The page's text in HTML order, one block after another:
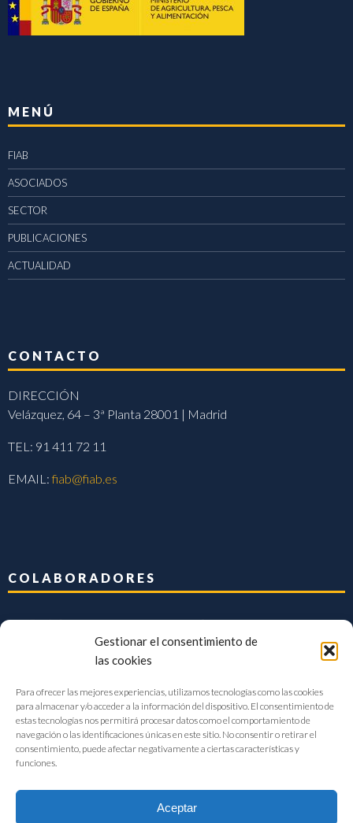
Gestionar el consentimiento de
las cookies
Para ofrecer las mejores experiencias, utilizamos tecnologías como las cookies
para almacenar y/o acceder a la información del dispositivo. El consentimiento de
estas tecnologías nos permitirá procesar datos como el comportamiento de
navegación o las identificaciones únicas en este sitio. No consentir o retirar el
consentimiento, puede afectar negativamente a ciertas características y
funciones.
Aceptar
MENÚ
FIAB
ASOCIADOS
SECTOR
PUBLICACIONES
ACTUALIDAD
CONTACTO
DIRECCIÓN
Velázquez, 64 – 3ª Planta 28001 | Madrid
TEL: 91 411 72 11
EMAIL:fiab@fiab.es
COLABORADORES